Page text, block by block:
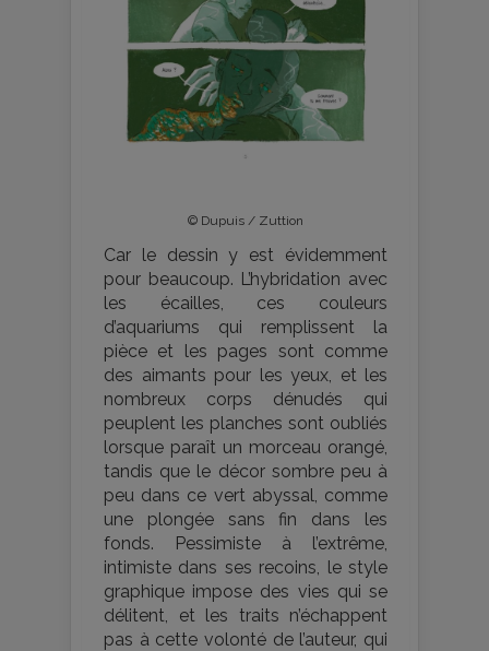
© Dupuis / Zuttion
Car le dessin y est évidemment
pour beaucoup. L’hybridation avec
les écailles, ces couleurs
d’aquariums qui remplissent la
pièce et les pages sont comme
des aimants pour les yeux, et les
nombreux corps dénudés qui
peuplent les planches sont oubliés
lorsque paraît un morceau orangé,
tandis que le décor sombre peu à
peu dans ce vert abyssal, comme
une plongée sans fin dans les
fonds. Pessimiste à l’extrême,
intimiste dans ses recoins, le style
graphique impose des vies qui se
délitent, et les traits n’échappent
pas à cette volonté de l’auteur, qui